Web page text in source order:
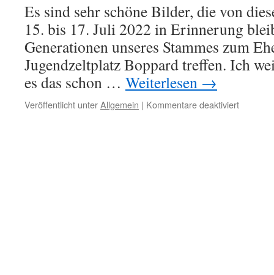
Es sind sehr schöne Bilder, die von
15. bis 17. Juli 2022 in Erinnerung
Generationen unseres Stammes zum
Jugendzeltplatz Boppard treffen. Ich
es das schon … Weiterlesen →
Veröffentlicht unterAllgemein | Kommentare deaktiviertfür